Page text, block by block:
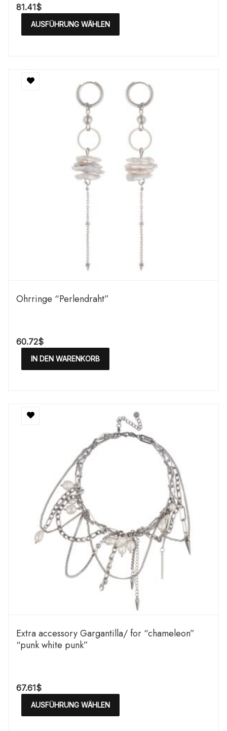
81.41$
AUSFÜHRUNG WÄHLEN
Ohrringe “Perlendraht”
60.72$
IN DEN WARENKORB
Extra accessory Gargantilla/ for “chameleon”
“punk white punk”
67.61$
AUSFÜHRUNG WÄHLEN